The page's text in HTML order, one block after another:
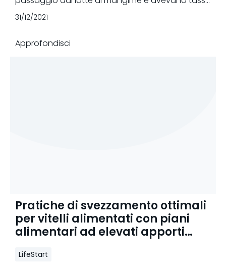
di crescita maggiori durante e dopo lo
svezzamento.
31/12/2021
Approfondisci
Pratiche di svezzamento ottimali
per vitelli alimentati con piani
alimentari ad elevati apporti
LifeStart